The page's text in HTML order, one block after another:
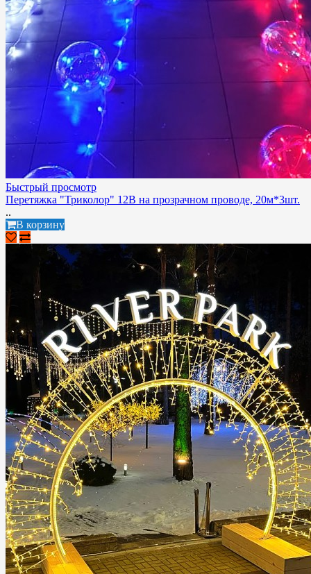
Быстрый просмотр
Перетяжка "Триколор" 12В на прозрачном проводе, 20м*3шт.
..
В корзину